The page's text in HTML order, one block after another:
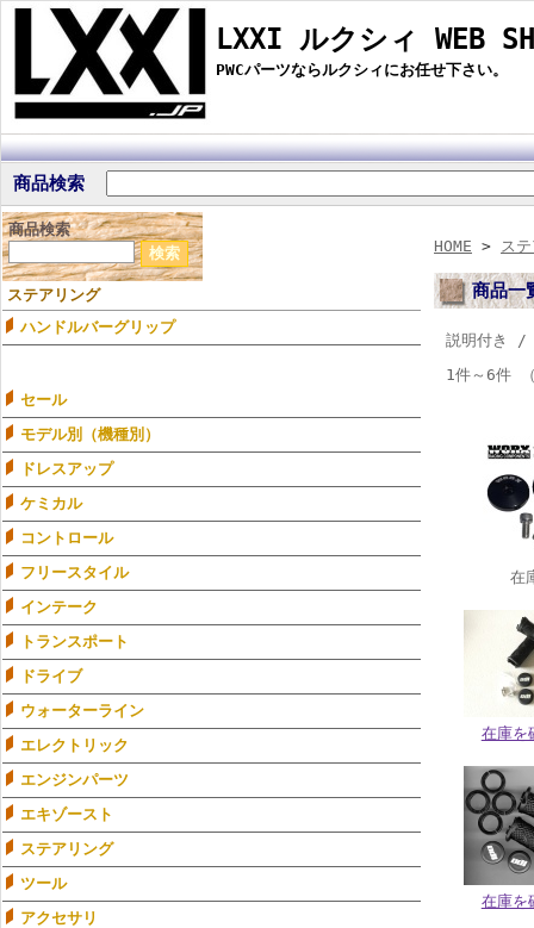
LXXI ルクシィ WEB
PWCパーツならルクシィにお任せ下さい。
商品検索
商品検索
ステアリング
ハンドルバーグリップ
セール
モデル別（機種別）
ドレスアップ
ケミカル
コントロール
フリースタイル
インテーク
トランスポート
ドライブ
ウォーターライン
エレクトリック
エンジンパーツ
エキゾースト
ステアリング
ツール
アクセサリ
HOME > ス
商品一
説明付き
1件～6件
在
在庫を
在庫を